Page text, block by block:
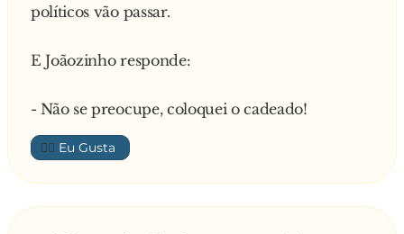
políticos vão passar.
E Joãozinho responde:
- Não se preocupe, coloquei o cadeado!
👍🏼